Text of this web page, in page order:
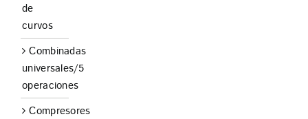
de
curvos
Combinadas
universales/5
operaciones
Compresores